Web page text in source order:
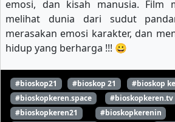
emosi, dan kisah manusia. Film
melihat dunia dari sudut
merasakan emosi karakter, dan
hidup yang berharga !!! 😀
#bioskop21 #bioskop 21 #bioskop
#bioskopkeren.space
#bioskopkeren.tv
#bioskopkeren21
#bioskopkerenin